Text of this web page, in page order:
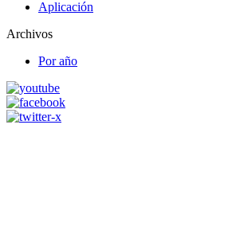
Aplicación
Archivos
Por año